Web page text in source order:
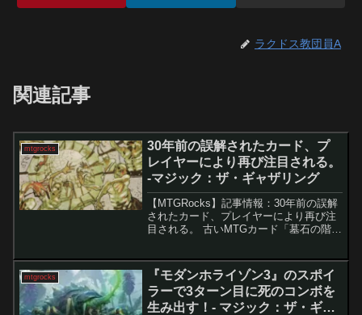
ラクドス教団員A
関連記事
mtgrocks
30年前の誤解されたカード、プ
レイヤーにより再び注目される。
-マジック：ザ・ギャザリング
【MTGRocks】記事情報：30年前の誤解
されたカード、プレイヤーにより再び注
目される。 古いMTGカード「墓石の階
た。しかし最近、統率者戦における強烈
なトークン生成エ...
mtgrocks
『モダンホライゾン3』のスポイ
ラーで3ターン目に死のコンボを
生み出す！- マジック：ザ・ギャ